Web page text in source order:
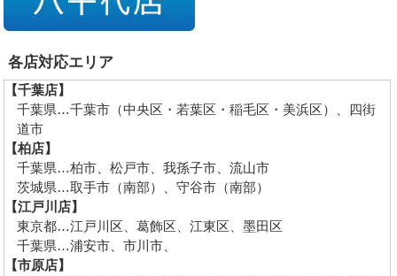
各店対応エリア
【千葉店】
千葉県…千葉市（中央区・若葉区・稲毛区・美浜区）、四街
道市
【柏店】
千葉県…柏市、松戸市、我孫子市、流山市
茨城県…取手市（南部）、守谷市（南部）
【江戸川店】
東京都…江戸川区、葛飾区、江東区、墨田区
千葉県…浦安市、市川市、
【市原店】